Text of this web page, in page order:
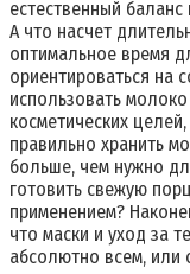
естественный баланс
А что насчет
оптимальное время
ориентироваться на
использовать
косметических
правильно хранить
больше, чем нужно
готовить свежую
применением?
что маски и уход за
абсолютно всем, или